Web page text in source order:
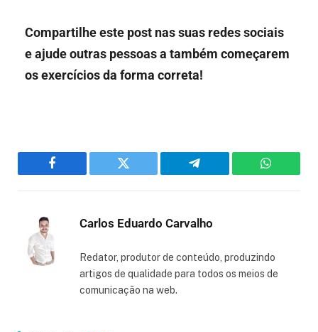
Compartilhe este post nas suas redes sociais
e ajude outras pessoas a também começarem
os exercícios da forma correta!
Facebook Twitter Telegram
Carlos Eduardo Carvalho
Redator, produtor de conteúdo, produzindo
artigos de qualidade para todos os meios de
comunicação na web.